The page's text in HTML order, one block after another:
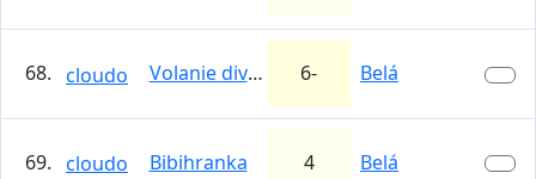
68. cloudo Volanie divočiny 6- Belá
69. cloudo Bibihranka 4 Belá